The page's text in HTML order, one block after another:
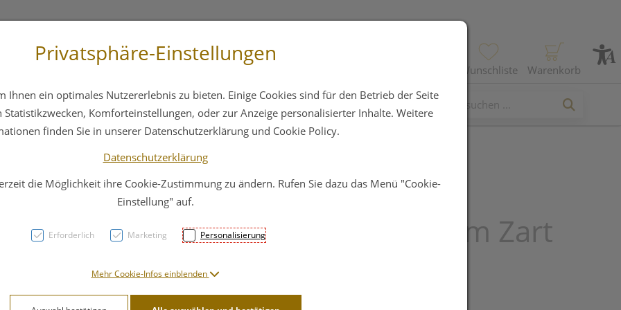
Wunschliste Warenkorb
Hautpflege Familie Nahrungsergänzung
Weleda
Reinigungsschaum Zart
PZN: 4583197
Privatsphäre-Einstellungen
Ihnen ein optimales Nutzererlebnis zu bieten. Einige Cookies sind für den Betrieb der Seite
Komforteinstellungen, oder zur Anzeige personalisierter Inhalte. Weitere
finden Sie in unserer Datenschutzerklärung und Cookie Policy.
Datenschutzerklärung
die Möglichkeit ihre Cookie-Zustimmung zu ändern. Rufen Sie dazu das Menü "Cookie-
Einstellung" auf.
Erforderlich Marketing Personalisierung
Mehr Cookie-Infos einblenden